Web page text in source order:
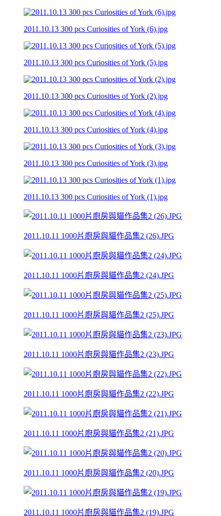
2011.10.13 300 pcs Curiosities of York (6).jpg
2011.10.13 300 pcs Curiosities of York (5).jpg
2011.10.13 300 pcs Curiosities of York (2).jpg
2011.10.13 300 pcs Curiosities of York (4).jpg
2011.10.13 300 pcs Curiosities of York (3).jpg
2011.10.13 300 pcs Curiosities of York (1).jpg
2011.10.11 1000片廚房與貓作品集2 (26).JPG
2011.10.11 1000片廚房與貓作品集2 (24).JPG
2011.10.11 1000片廚房與貓作品集2 (25).JPG
2011.10.11 1000片廚房與貓作品集2 (23).JPG
2011.10.11 1000片廚房與貓作品集2 (22).JPG
2011.10.11 1000片廚房與貓作品集2 (21).JPG
2011.10.11 1000片廚房與貓作品集2 (20).JPG
2011.10.11 1000片廚房與貓作品集2 (19).JPG